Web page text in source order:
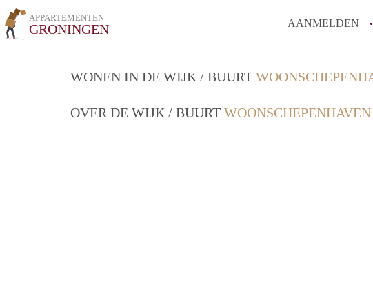
APPARTEMENTEN
GRONINGEN AANMELDEN
WONEN IN DE WIJK / BUURT
OVER DE WIJK / BUURT